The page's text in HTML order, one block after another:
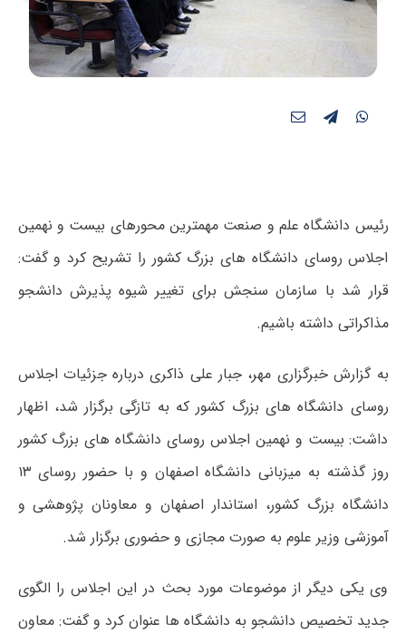
رئیس دانشگاه علم و صنعت مهمترین محورهای بیست و نهمین
اجلاس روسای دانشگاه های بزرگ کشور را تشریح کرد و گفت:
قرار شد با سازمان سنجش برای تغییر شیوه پذیرش دانشجو
مذاکراتی داشته باشیم.
به گزارش خبرگزاری مهر، جبار علی ذاکری درباره جزئیات اجلاس
روسای دانشگاه های بزرگ کشور که به تازگی برگزار شد، اظهار
داشت: بیست و نهمین اجلاس روسای دانشگاه های بزرگ کشور
روز گذشته به میزبانی دانشگاه اصفهان و با حضور روسای ۱۳
دانشگاه بزرگ کشور، استاندار اصفهان و معاونان پژوهشی و
آموزشی وزیر علوم به صورت مجازی و حضوری برگزار شد.
وی یکی دیگر از موضوعات مورد بحث در این اجلاس را الگوی
جدید تخصیص دانشجو به دانشگاه ها عنوان کرد و گفت: معاون